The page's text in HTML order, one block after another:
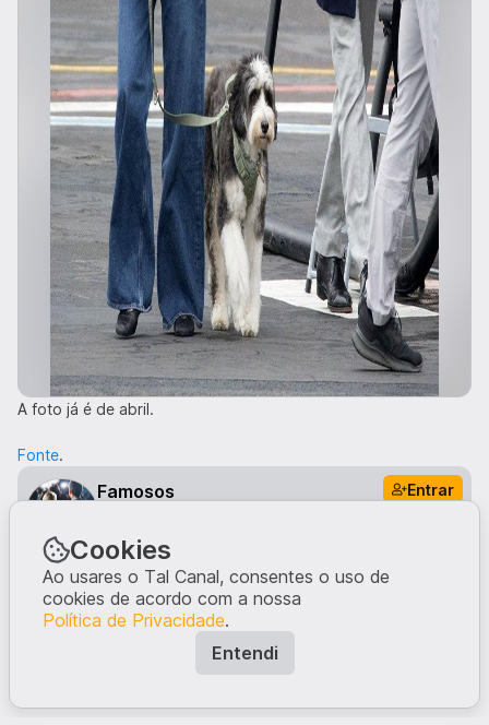
A foto já é de abril.
Fonte.
Famosos Entrar
O que tens a dizer?
Cookies
Ao usares o Tal Canal, consentes o uso de
cookies de acordo com a nossa
Política de Privacidade.
Entendi